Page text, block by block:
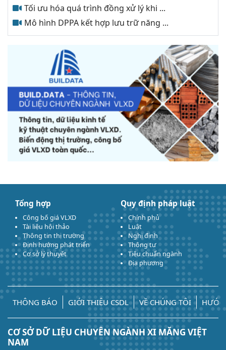
Tối ưu hóa quá trình đồng xử lý khi ...
Mô hình DPPA kết hợp lưu trữ năng ...
Tổng hợp
Công bố giá VLXD
Tài liệu hội thảo
Thông tin thị trường
Định hướng phát triển
Cơ sở lý thuyết
Quy định pháp luật
Chính phủ
Luật
Nghị định
Thông tư
Tiêu chuẩn ngành
Địa phương
THÔNG BÁO GIỚI THIỆU CSDL VỀ CHÚNG TÔI
CƠ SỞ DỮ LIỆU CHUYÊN NGÀNH XI MĂNG VIỆT
NAM